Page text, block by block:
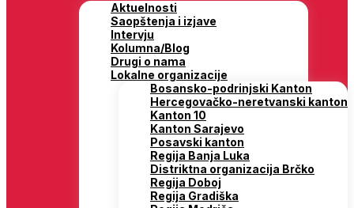
Aktuelnosti
Saopštenja i izjave
Intervju
Kolumna/Blog
Drugi o nama
Lokalne organizacije
Bosansko-podrinjski Kanton
Hercegovačko-neretvanski kanton
Kanton 10
Kanton Sarajevo
Posavski kanton
Regija Banja Luka
Distriktna organizacija Brčko
Regija Doboj
Regija Gradiška